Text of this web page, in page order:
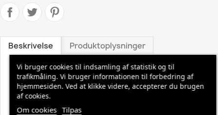
Beskrivelse Produktoplysninger
Varebeskrivelse
Alkoholbaseret hånddesinfektion i gel form, indeholder
85% denatureret ethanol. Reducerer effektivt bakterier og
vira
fra hænderne samt minimerer smittespredning. Indeholder
Vi bruger cookies til indsamling af statistik og til
trafikmåling. Vi bruger informationen til forbedring af
hjemmesiden. Ved at klikke videre, accepterer du brugen
af cookies.
Om cookies Tilpas